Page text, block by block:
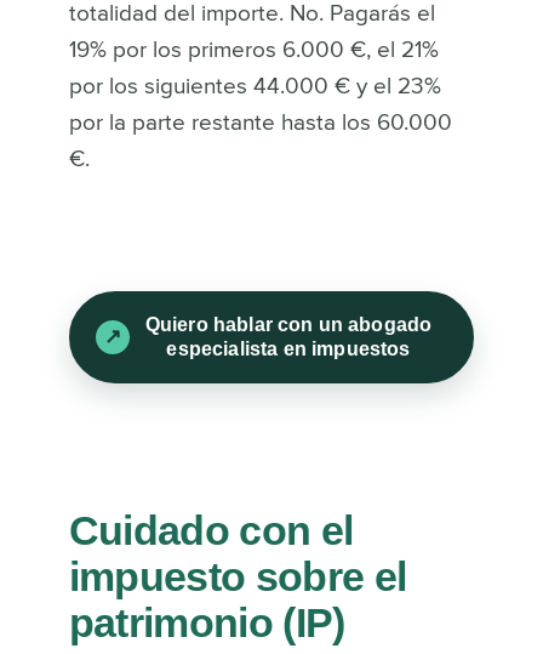
totalidad del importe. No. Pagarás el
19% por los primeros 6.000 €, el 21%
por los siguientes 44.000 € y el 23%
por la parte restante hasta los 60.000
€.
Quiero hablar con un abogado
especialista en impuestos
Cuidado con el
impuesto sobre el
patrimonio (IP)